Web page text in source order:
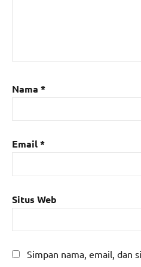
Nama *
Email*
Situs Web
Simpan nama, email, dan